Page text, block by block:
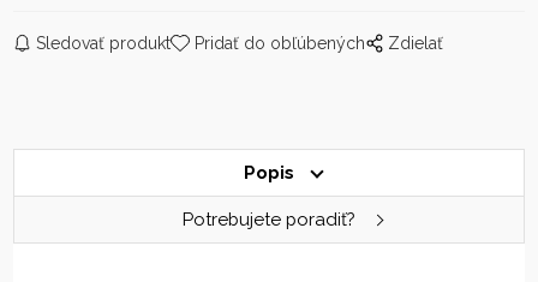
Sledovať produkt Pridať do obľúbených Zdielať
Popis
Potrebujete poradiť?